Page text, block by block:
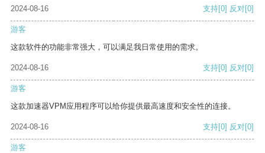
2024-08-16
支持[0] 反对[0]
游客
这款软件的功能非常强大，可以满足我日常使用的需求。
2024-08-16 支持[0] 反对[0]
游客
这款加速器VPM应用程序可以给你提供最高速度和安全性的连接。
2024-08-16 支持[0] 反对[0]
游客